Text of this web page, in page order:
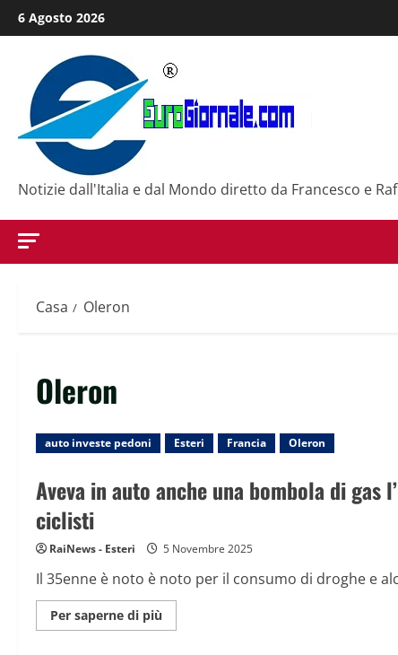
Salta
al
contenuto
6 Agosto 2026
Notizie dall'Italia e dal Mondo diretto da Francesco e
Casa Oleron
Oleron
auto investe pedoni Esteri Francia Oleron
Aveva in auto anche una bombola di gas
ciclisti
RaiNews - Esteri 5 Novembre 2025
Il 35enne è noto è noto per il consumo di droghe e
Per saperne di più
informazioni